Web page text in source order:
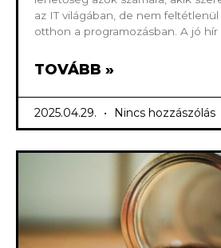
az IT világában, de nem
otthon a programozásban. A jó hír
TOVÁBB »
2025.04.29. Nincs hozzászólás